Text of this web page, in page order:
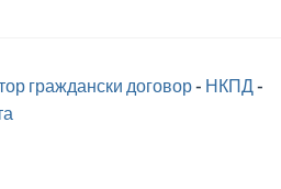
граждански договор- НКПД-